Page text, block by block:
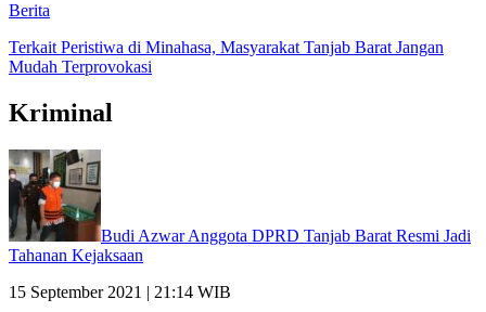
Berita
Terkait Peristiwa di Minahasa, Masyarakat Tanjab Barat Jangan
Mudah Terprovokasi
Kriminal
Budi Azwar Anggota DPRD Tanjab Barat Resmi Jadi
Tahanan Kejaksaan
15 September 2021 | 21:14 WIB